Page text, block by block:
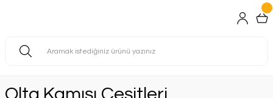
Olta Kamışı Çeşitleri